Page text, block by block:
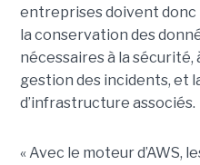
entreprises doivent
la conservation des
nécessaires à la sécurité,
gestion des incidents, et
d’infrastructure associés.
« Avec le moteur d’AWS,